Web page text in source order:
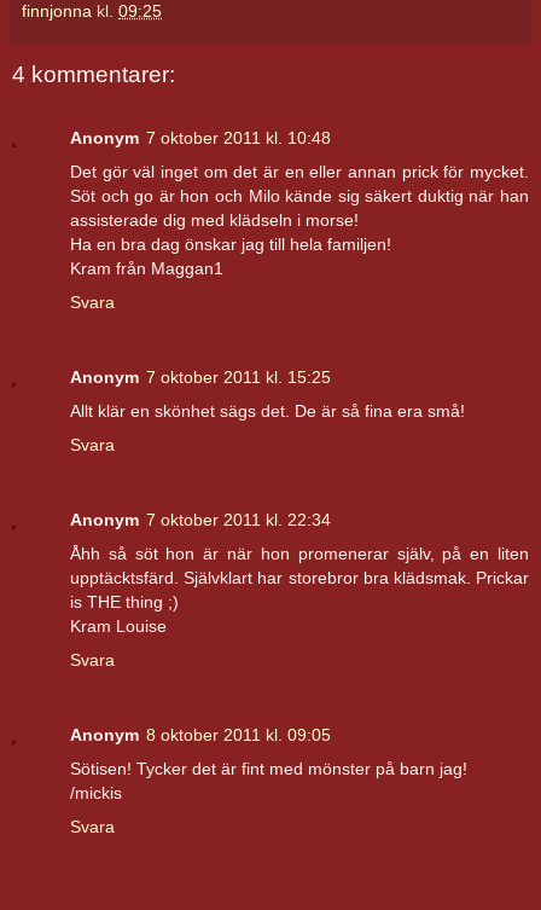
finnjonna kl. 09:25
4 kommentarer:
Anonym 7 oktober 2011 kl. 10:48
Det gör väl inget om det är en eller annan prick för mycket.
Söt och go är hon och Milo kände sig säkert duktig när han
assisterade dig med klädseln i morse!
Ha en bra dag önskar jag till hela familjen!
Kram från Maggan1
Svara
Anonym 7 oktober 2011 kl. 15:25
Allt klär en skönhet sägs det. De är så fina era små!
Svara
Anonym 7 oktober 2011 kl. 22:34
Åhh så söt hon är när hon promenerar själv, på en liten
upptäcktsfärd. Självklart har storebror bra klädsmak. Prickar
is THE thing ;)
Kram Louise
Svara
Anonym 8 oktober 2011 kl. 09:05
Sötisen! Tycker det är fint med mönster på barn jag!
/mickis
Svara